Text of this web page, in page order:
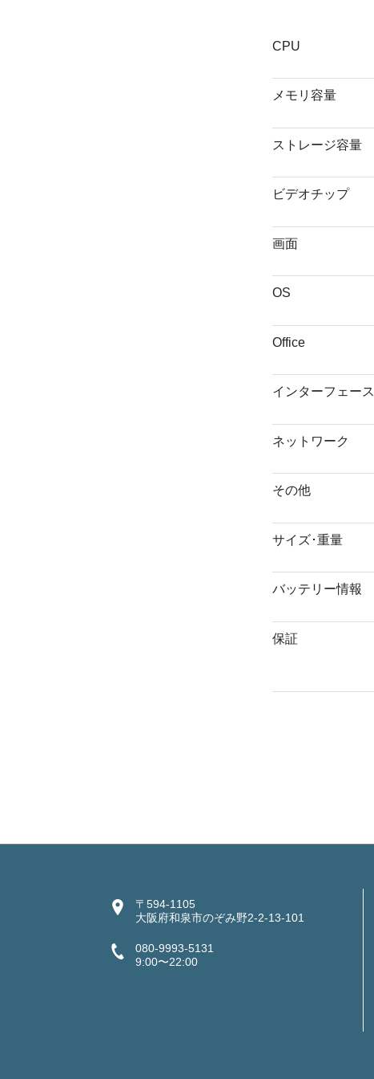
CPU
メモリ容量
ストレージ容量
ビデオチップ
画面
OS
Office
インターフェース
ネットワーク
その他
サイズ･重量
バッテリー情報
保証
〒594-1105
大阪府和泉市のぞみ野2-2-13-101
080-9993-5131
9:00〜22:00